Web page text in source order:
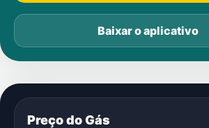
Baixar o aplicativo
Preço do Gás